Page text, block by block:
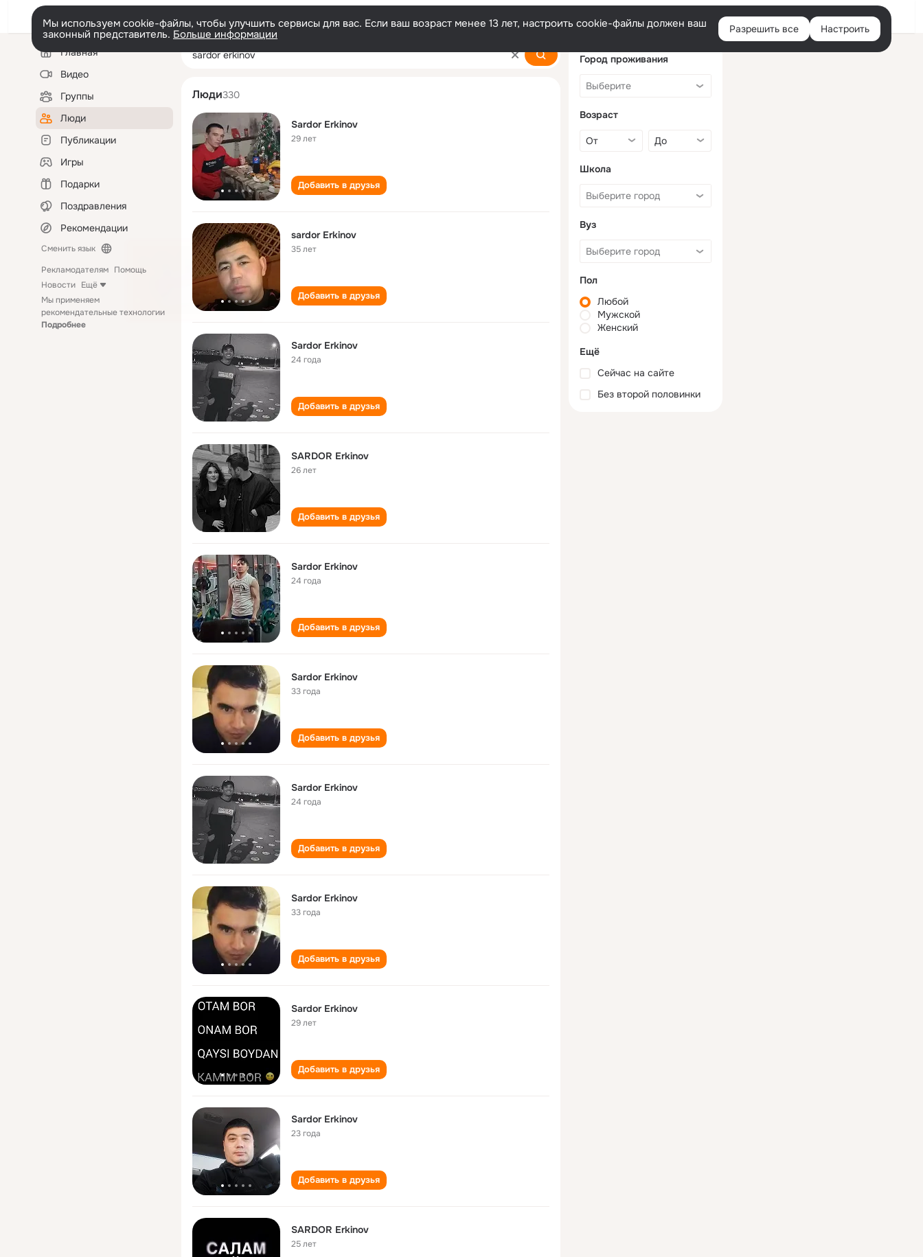
Войти
Мы используем cookie-файлы, чтобы улучшить сервисы для вас. Если ваш возраст менее 13 лет, настроить cookie-файлы должен ваш
законный представитель. Больше информации Разрешить все Настроить
Левая
колонкаГлавная
Видео
Группы
Люди
Публикации
Игры
Подарки
Поздравления
Рекомендации
Сменить язык
Рекламодателям Помощь
Новости Ещё
Мы применяем
рекомендательные технологии
Подробнее
sardor erkinov
Люди330
Sardor Erkinov
29 лет
Добавить в друзья
sardor Erkinov
35 лет
Добавить в друзья
Sardor Erkinov
24 года
Добавить в друзья
SARDOR Erkinov
26 лет
Добавить в друзья
Sardor Erkinov
24 года
Добавить в друзья
Sardor Erkinov
33 года
Добавить в друзья
Sardor Erkinov
24 года
Добавить в друзья
Sardor Erkinov
33 года
Добавить в друзья
Sardor Erkinov
29 лет
Добавить в друзья
Sardor Erkinov
23 года
Добавить в друзья
SARDOR Erkinov
25 лет
Город проживания
Возраст
Школа
Вуз
Пол
Любой
Мужской
Женский
Ещё
Сейчас на сайте
Без второй половинки